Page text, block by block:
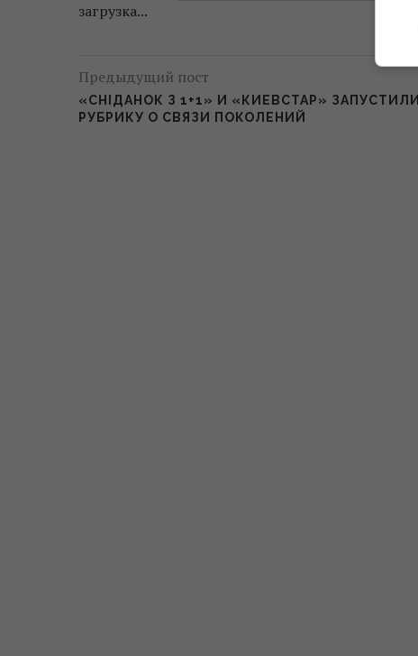
загрузка...
Предыдущий пост
«СНІДАНОК З 1+1» И «КИЕВСТАР» ЗАПУСТИЛИ
РУБРИКУ О СВЯЗИ ПОКОЛЕНИЙ